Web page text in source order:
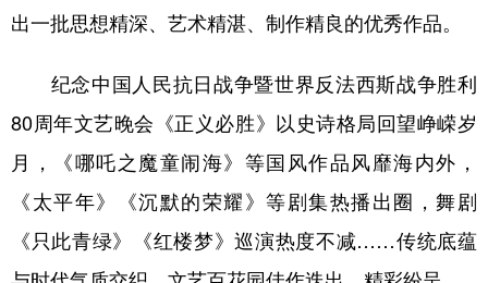
出一批思想精深、艺术精湛、制作精良的优秀作品。
纪念中国人民抗日战争暨世界反法西斯战争胜利
80周年文艺晚会《正义必胜》以史诗格局回望峥嵘岁
月，《哪吒之魔童闹海》等国风作品风靡海内外，
《太平年》《沉默的荣耀》等剧集热播出圈，舞剧
《只此青绿》《红楼梦》巡演热度不减……传统底蕴